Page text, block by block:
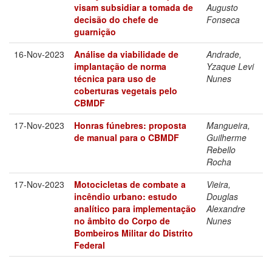
visam subsidiar a tomada de
decisão do chefe de
guarnição
Augusto
Fonseca
16-Nov-2023
Análise da viabilidade de
implantação de norma
técnica para uso de
coberturas vegetais pelo
CBMDF
Andrade,
Yzaque Levi
Nunes
17-Nov-2023
Honras fúnebres: proposta
de manual para o CBMDF
Mangueira,
Guilherme
Rebello
Rocha
17-Nov-2023
Motocicletas de combate a
incêndio urbano: estudo
analítico para implementação
no âmbito do Corpo de
Bombeiros Militar do Distrito
Federal
Vieira,
Douglas
Alexandre
Nunes